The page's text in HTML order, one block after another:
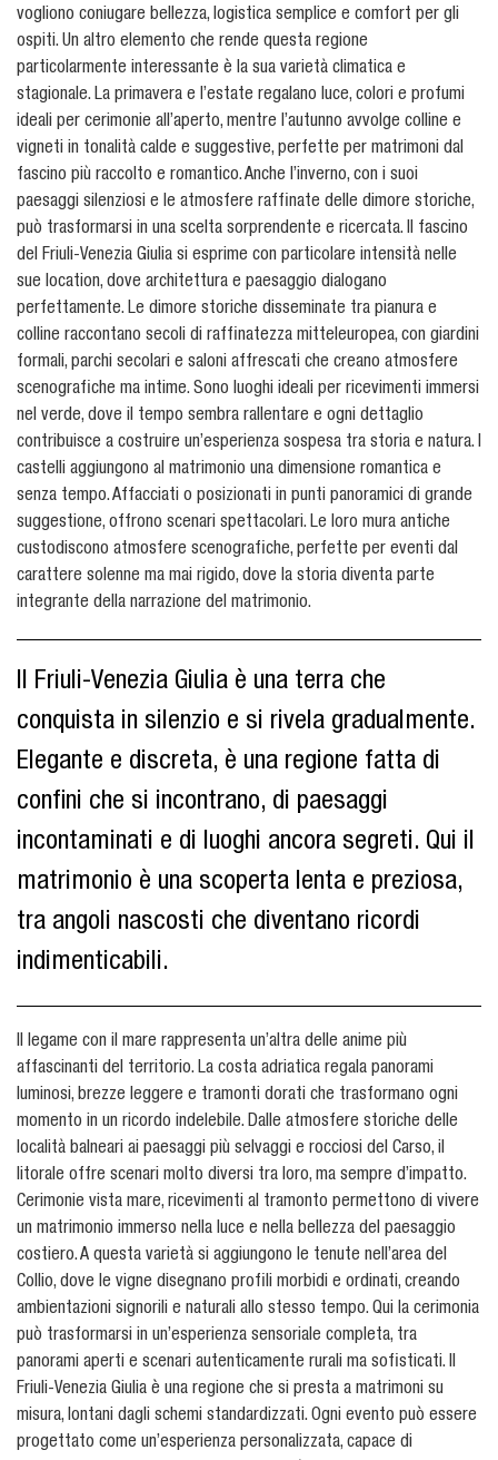
vogliono coniugare bellezza, logistica semplice e comfort per gli
ospiti. Un altro elemento che rende questa regione
particolarmente interessante è la sua varietà climatica e
stagionale. La primavera e l’estate regalano luce, colori e profumi
ideali per cerimonie all’aperto, mentre l’autunno avvolge colline e
vigneti in tonalità calde e suggestive, perfette per matrimoni dal
fascino più raccolto e romantico. Anche l’inverno, con i suoi
paesaggi silenziosi e le atmosfere raffinate delle dimore storiche,
può trasformarsi in una scelta sorprendente e ricercata. Il fascino
del Friuli-Venezia Giulia si esprime con particolare intensità nelle
sue location, dove architettura e paesaggio dialogano
perfettamente. Le dimore storiche disseminate tra pianura e
colline raccontano secoli di raffinatezza mitteleuropea, con giardini
formali, parchi secolari e saloni affrescati che creano atmosfere
scenografiche ma intime. Sono luoghi ideali per ricevimenti immersi
nel verde, dove il tempo sembra rallentare e ogni dettaglio
contribuisce a costruire un’esperienza sospesa tra storia e natura. I
castelli aggiungono al matrimonio una dimensione romantica e
senza tempo. Affacciati o posizionati in punti panoramici di grande
suggestione, offrono scenari spettacolari. Le loro mura antiche
custodiscono atmosfere scenografiche, perfette per eventi dal
carattere solenne ma mai rigido, dove la storia diventa parte
integrante della narrazione del matrimonio.
Il Friuli-Venezia Giulia è una terra che
conquista in silenzio e si rivela gradualmente.
Elegante e discreta, è una regione fatta di
confini che si incontrano, di paesaggi
incontaminati e di luoghi ancora segreti. Qui il
matrimonio è una scoperta lenta e preziosa,
tra angoli nascosti che diventano ricordi
indimenticabili.
Il legame con il mare rappresenta un’altra delle anime più
affascinanti del territorio. La costa adriatica regala panorami
luminosi, brezze leggere e tramonti dorati che trasformano ogni
momento in un ricordo indelebile. Dalle atmosfere storiche delle
località balneari ai paesaggi più selvaggi e rocciosi del Carso, il
litorale offre scenari molto diversi tra loro, ma sempre d’impatto.
Cerimonie vista mare, ricevimenti al tramonto permettono di vivere
un matrimonio immerso nella luce e nella bellezza del paesaggio
costiero. A questa varietà si aggiungono le tenute nell’area del
Collio, dove le vigne disegnano profili morbidi e ordinati, creando
ambientazioni signorili e naturali allo stesso tempo. Qui la cerimonia
può trasformarsi in un’esperienza sensoriale completa, tra
panorami aperti e scenari autenticamente rurali ma sofisticati. Il
Friuli-Venezia Giulia è una regione che si presta a matrimoni su
misura, lontani dagli schemi standardizzati. Ogni evento può essere
progettato come un’esperienza personalizzata, capace di